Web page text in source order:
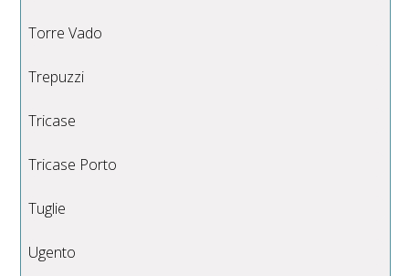
Torre Vado
Trepuzzi
Tricase
Tricase Porto
Tuglie
Ugento